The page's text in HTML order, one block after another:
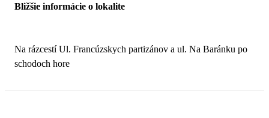
Bližšie informácie o lokalite
Na rázcestí Ul. Francúzskych partizánov a ul. Na Baránku po
schodoch hore